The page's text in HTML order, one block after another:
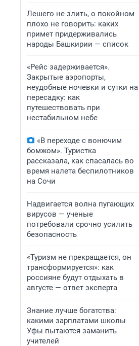
Лешего не злить, о покойном
плохо не говорить: каких
примет придерживались
народы Башкирии — список
«Рейс задерживается».
Закрытые аэропорты,
неудобные ночевки и сутки на
пересадку: как
путешествовать при
нестабильном небе
«В переходе с вонючим
бомжом». Туристка
рассказала, как спасалась во
время налета беспилотников
на Сочи
Надвигается волна пугающих
вирусов — ученые
потребовали срочно усилить
безопасность
«Туризм не прекращается, он
трансформируется»: как
россияне будут отдыхать в
августе — ответ эксперта
Знание лучше богатства:
какими зарплатами школы
Уфы пытаются заманить
учителей